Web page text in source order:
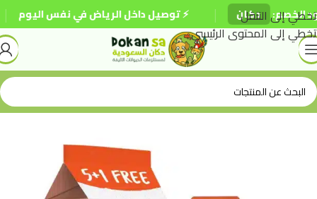
تخطي إلى التنقل
تخطي إلى المحتوى الرئيسي
⚡ توصيل داخل الرياض في نفس اليوم | دكان |